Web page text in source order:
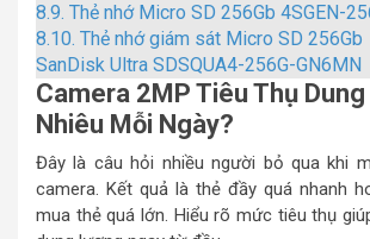
8.9. Thẻ nhớ Micro SD 256Gb 4SGEN-
8.10. Thẻ nhớ giám sát Micro SD 256Gb
SanDisk Ultra SDSQUA4-256G-GN6MN
Camera 2MP Tiêu Thụ
Nhiêu Mỗi Ngày?
Đây là câu hỏi nhiều người bỏ qua khi
camera. Kết quả là thẻ đầy quá nhanh
mua thẻ quá lớn. Hiểu rõ mức tiêu thụ